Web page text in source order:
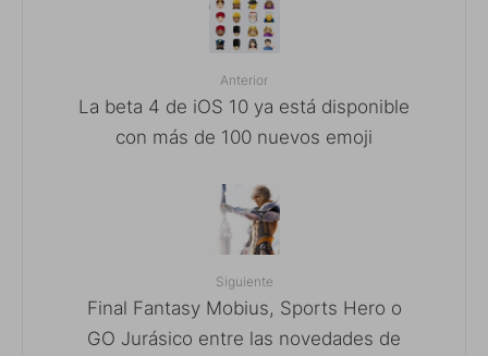
Anterior
La beta 4 de iOS 10 ya está disponible
con más de 100 nuevos emoji
Siguiente
Final Fantasy Mobius, Sports Hero o
GO Jurásico entre las novedades de